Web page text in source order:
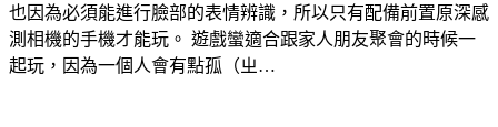
也因為必須能進行臉部的表情辨識，所以只有配備前置原深感
測相機的手機才能玩。 遊戲蠻適合跟家人朋友聚會的時候一
起玩，因為一個人會有點孤（ㄓ…